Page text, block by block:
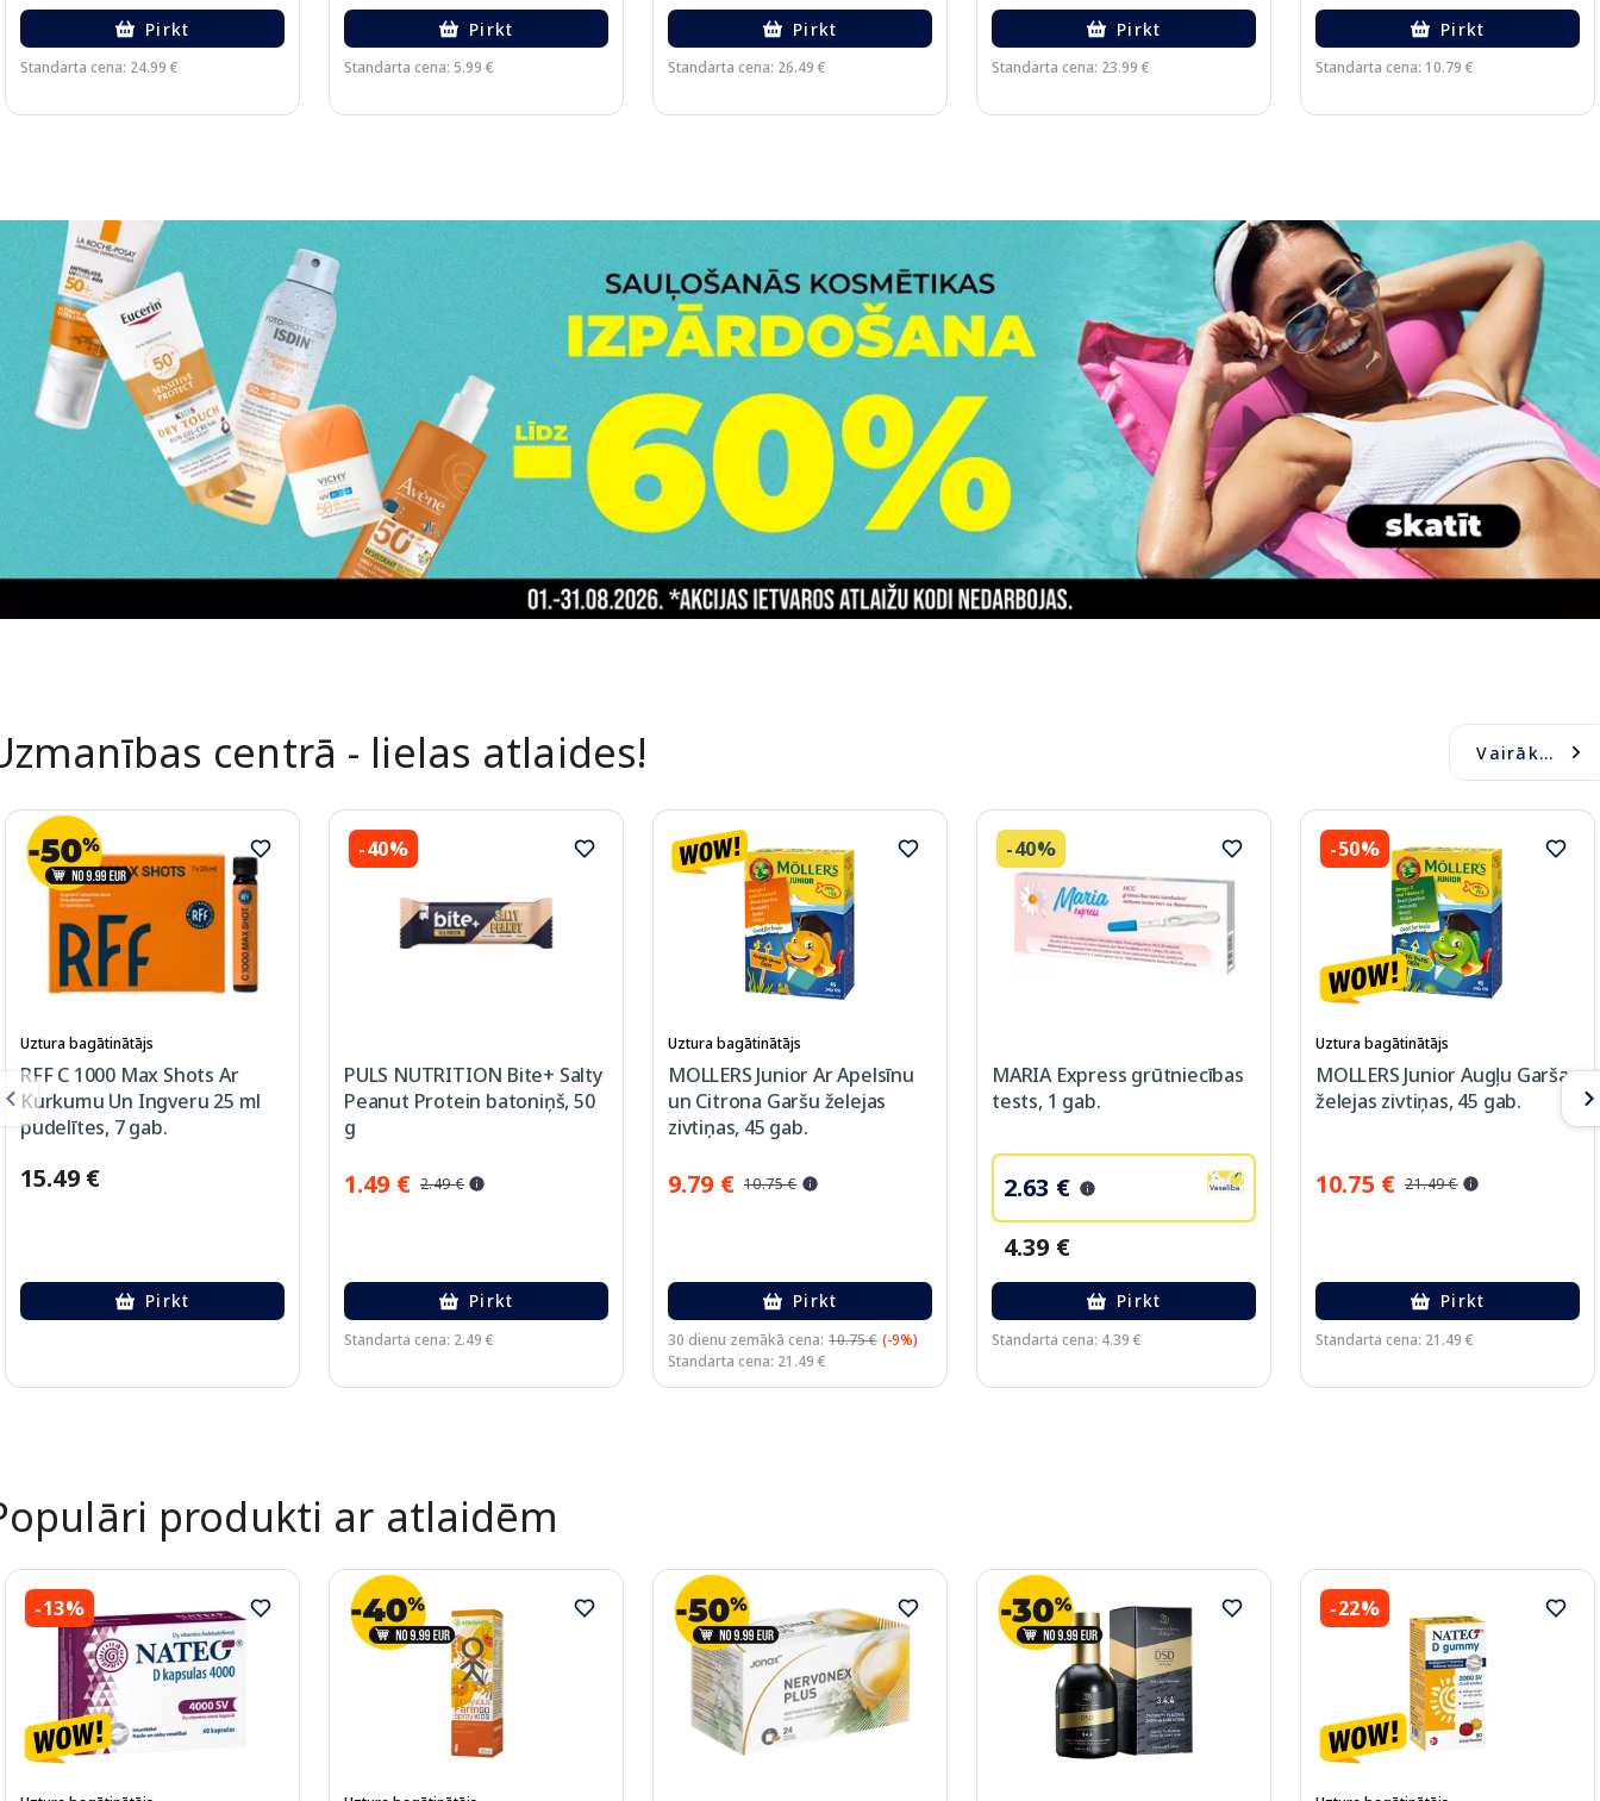
Pirkt
Standarta cena: 24.99 €
Pirkt
Standarta cena: 5.99 €
Pirkt
Standarta cena: 26.49 €
Pirkt
Standarta cena: 23.99 €
Pirkt
Standarta cena: 10.79 €
centrā - lielas atlaides! Vairāk...
Uztura bagātinātājs
RFF C 1000 Max Shots Ar
Kurkumu Un Ingveru 25 ml
pudelītes, 7 gab.
15.49 €
Pirkt
-40%
PULS NUTRITION Bite+ Salty
Peanut Protein batoniņš, 50
g
1.49 € 2.49 €
Pirkt
Standarta cena: 2.49 €
Uztura bagātinātājs
MOLLERS Junior Ar Apelsīnu
un Citrona Garšu želejas
zivtiņas, 45 gab.
9.79 € 10.75 €
Pirkt
30 dienu zemākā cena: 10.75 € (-9%)
Standarta cena: 21.49 €
-40%
MARIA Express grūtniecības
tests, 1 gab.
2.63 €
4.39 €
Pirkt
Standarta cena: 4.39 €
-50%
Uztura bagātinātājs
MOLLERS Junior Augļu Garšas
želejas zivtiņas, 45 gab.
10.75 € 21.49 €
Pirkt
Standarta cena: 21.49 €
produkti ar atlaidēm
-13% -22%